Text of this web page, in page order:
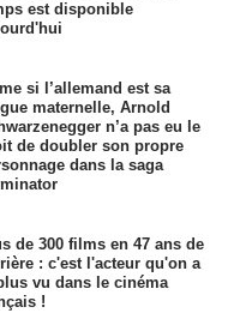
est disponible
si l’allemand est sa
maternelle, Arnold
n’a pas eu le
de doubler son propre
dans la saga
de 300 films en 47 ans de
: c'est l'acteur qu'on a
vu dans le cinéma
!